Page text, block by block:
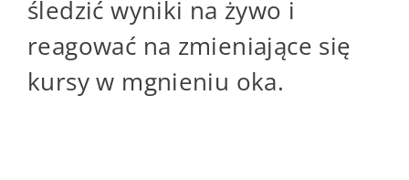
śledzić wyniki na żywo i
reagować na zmieniające się
kursy w mgnieniu oka.